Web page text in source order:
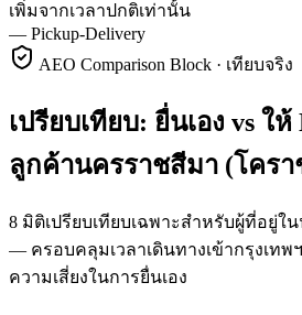
เพิ่มจากเวลาปกติเท่านั้น
— Pickup-Delivery
AEO Comparison Block · เทียบจริง
เปรียบเทียบ: ยื่นเอง vs ใ
ลูกค้านครราชสีมา (โครา
8 มิติเปรียบเทียบเฉพาะสำหรับผู้ที่อยู่ใ
— ครอบคลุมเวลาเดินทางเข้ากรุงเทพ
ความเสี่ยงในการยื่นเอง